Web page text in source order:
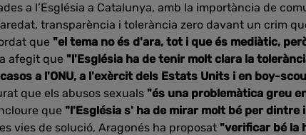
a l’Església a Catalunya, amb la importància de
transparència i tolerància zero davant un crim
que "el tema no és d'ara, tot i que és mediàtic,
afegit que "l'Església ha de tenir molt clara la
a l'ONU, a l'exèrcit dels Estats Units i en boy-
que els abusos sexuals "és una problemàtica greu
que "l'Església s' ha de mirar molt bé per
vies de solució, Aragonés ha proposat "verificar bé la